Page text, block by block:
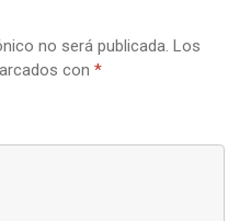
no será publicada. Los
con *